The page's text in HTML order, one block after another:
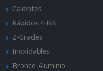
Calientes
Rápidos /HSS
Z-Grades
Inoxidables
Bronce-Aluminio